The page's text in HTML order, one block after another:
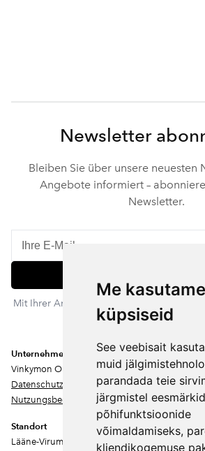
Me kasutame
küpsiseid
See veebisait
muid
parandada teie
järgmistel
põhifunktsioonide
võimaldamiseks,
kliendikogemuse
Newsletter
Bleiben Sie über unsere neuesten
Angebote informiert –
Newsletter.
Mit Ihrer Anmeldung stimmen Sie unserer
zu. Sie können sich jederzeit
Unternehmen
Vinkymon OÜ
Datenschutz
Nutzungsbedingungen
Standort
Lääne-Virumaa